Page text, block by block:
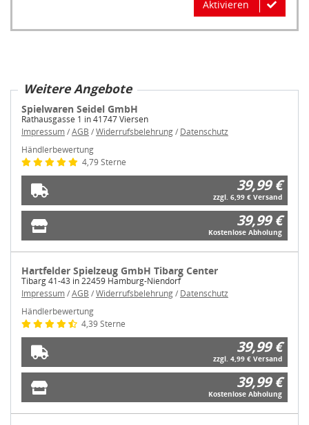
Aktivieren
Weitere Angebote
Spielwaren Seidel GmbH
Rathausgasse 1 in 41747 Viersen
Impressum/AGB /Widerrufsbelehrung/ Datenschutz
Händlerbewertung
4,79 Sterne
39,99 €
zzgl. 6,99 € Versand
39,99 €
Kostenlose Abholung
Hartfelder Spielzeug GmbH Tibarg Center
Tibarg 41-43 in 22459 Hamburg-Niendorf
Impressum/AGB /Widerrufsbelehrung/ Datenschutz
Händlerbewertung
4,39 Sterne
39,99 €
zzgl. 4,99 € Versand
39,99 €
Kostenlose Abholung